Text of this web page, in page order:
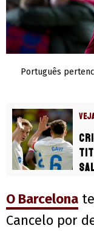
Português
O Barcelona
Cancelo por